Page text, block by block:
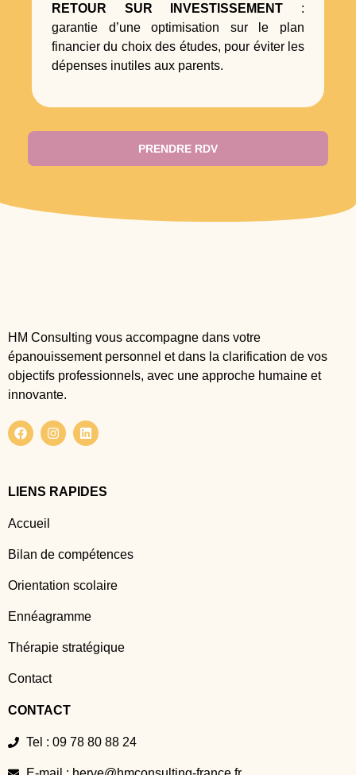
RETOUR SUR INVESTISSEMENT :
garantie d’une optimisation sur le plan
financier du choix des études, pour éviter les
dépenses inutiles aux parents.
PRENDRE RDV
HM Consulting vous accompagne dans votre
épanouissement personnel et dans la clarification de vos
objectifs professionnels, avec une approche humaine et
innovante.
LIENS RAPIDES
Accueil
Bilan de compétences
Orientation scolaire
Ennéagramme
Thérapie stratégique
Contact
CONTACT
Tel : 09 78 80 88 24